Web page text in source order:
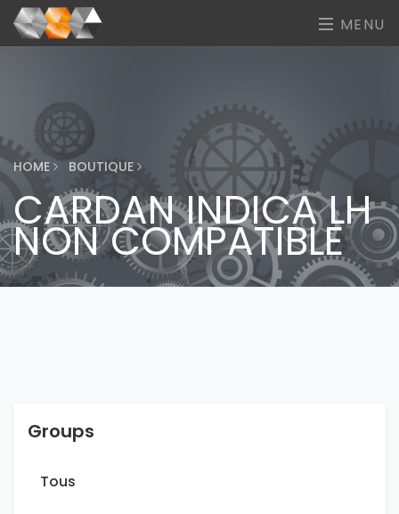
MENU
HOME BOUTIQUE
CARDAN INDICA LH
NON COMPATIBLE
Groups
Tous